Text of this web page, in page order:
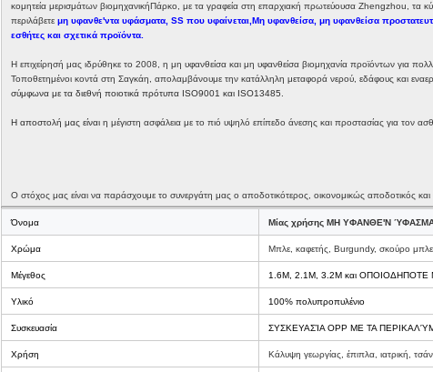
κομητεία μερισμάτων βιομηχανικήΠάρκο, με τα γραφεία στη επαρχιακή πρωτεύουσα Zhengzhou, τα
περιλάβετε μη υφανθε'ντα υφάσματα, SS που υφαίνεται, Μη υφανθείσα, μη υφανθείσα
εσθήτες και σχετικά προϊόντα.
Η επιχείρησή μας ιδρύθηκε το 2008, η μη υφανθείσα και μη υφανθείσα βιομηχανία προϊόντων για
Τοποθετημένοι κοντά στη Σαγκάη, απολαμβάνουμε την κατάλληλη μεταφορά νερού, εδάφους και
σύμφωνα με τα διεθνή ποιοτικά πρότυπα ISO9001 και ISO13485.
Η αποστολή μας είναι η μέγιστη ασφάλεια με το πιό υψηλό επίπεδο άνεσης και προστασίας για τον
Ο στόχος μας είναι να παράσχουμε το συνεργάτη μας ο αποδοτικότερος, οικονομικώς αποδοτικός
Όνομα Μίας χρήσης ΜΗ ΥΦΑΝΘΕ'Ν
Χρώμα Μπλε, καφετής, Burgundy, σκούρο
Μέγεθος 1.6M, 2.1M, 3.2M και
Υλικό 100% πολυπροπυλένιο
Συσκευασία ΣΥΣΚΕΥΑΣΊΑ OPP ΜΕ ΤΑ
Χρήση Κάλυψη γεωργίας, έπιπλα, ιατρική,